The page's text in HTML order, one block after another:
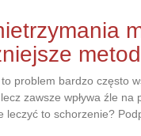
problem bardzo często
zawsze wpływa źle na
leczyć to schorzenie?